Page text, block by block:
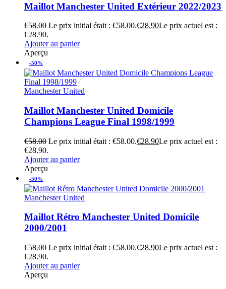
Maillot Manchester United Extérieur 2022/2023
€58.00 Le prix initial était : €58.00.€28.90Le prix actuel est :
€28.90.
Ajouter au panier
Aperçu
-50%
Manchester United
Maillot Manchester United Domicile
Champions League Final 1998/1999
€58.00 Le prix initial était : €58.00.€28.90Le prix actuel est :
€28.90.
Ajouter au panier
Aperçu
-50%
Manchester United
Maillot Rétro Manchester United Domicile
2000/2001
€58.00 Le prix initial était : €58.00.€28.90Le prix actuel est :
€28.90.
Ajouter au panier
Aperçu